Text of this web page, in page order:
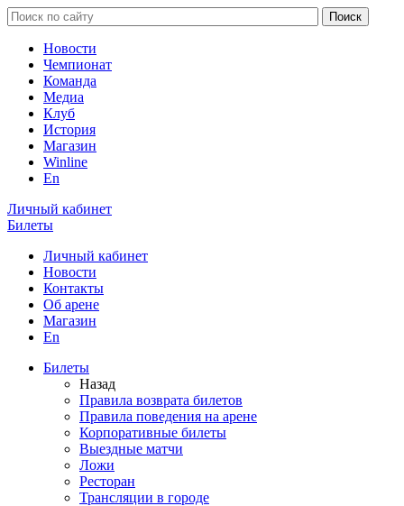
Новости
Чемпионат
Команда
Медиа
Клуб
История
Магазин
Winline
En
Личный кабинет
Билеты
Личный кабинет
Новости
Контакты
Об арене
Магазин
En
Билеты
Назад
Правила возврата билетов
Правила поведения на арене
Корпоративные билеты
Выездные матчи
Ложи
Ресторан
Трансляции в городе